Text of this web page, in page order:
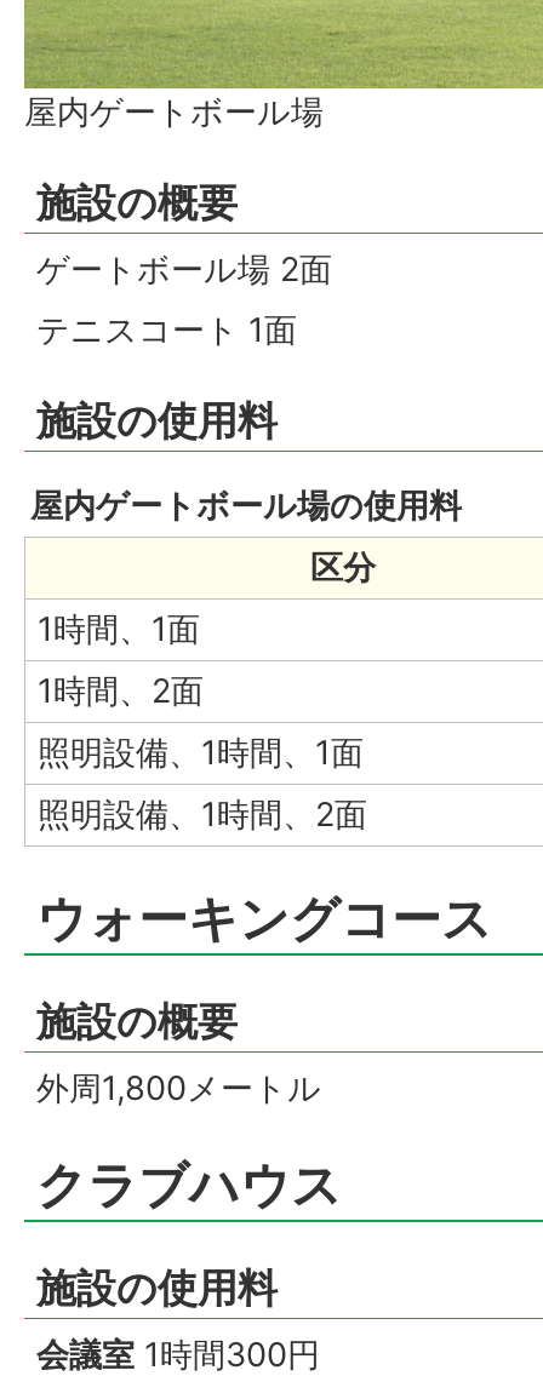
屋内ゲートボール場
施設の概要
ゲートボール場 2面
テニスコート 1面
施設の使用料
屋内ゲートボール場の使用料
区分
1時間、1面
1時間、2面
照明設備、1時間、1面
照明設備、1時間、2面
ウォーキングコース
施設の概要
外周1,800メートル
クラブハウス
施設の使用料
会議室 1時間300円